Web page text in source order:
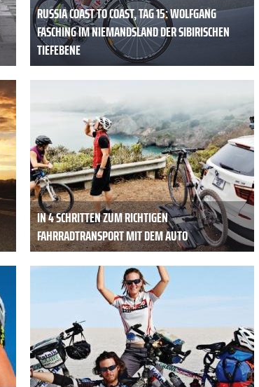
RUSSIA COAST TO COAST, TAG 15: WOLFGANG
FASCHING IM NIEMANDSLAND DER SIBIRISCHEN
TIEFEBENE
IN 4 SCHRITTEN ZUM RICHTIGEN
FAHRRADTRANSPORT MIT DEM AUTO